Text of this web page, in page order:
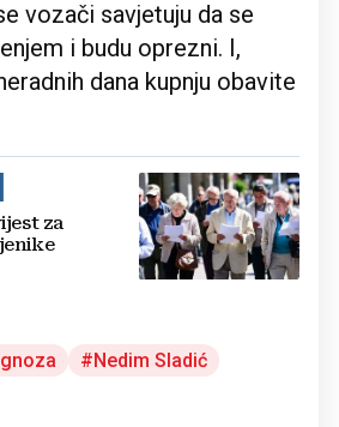
vozači savjetuju da se
i budu oprezni. I,
dana kupnju obavite
za
Nedim Sladić